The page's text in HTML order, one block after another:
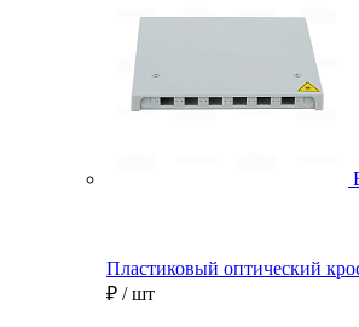
Пластиковый оптический
₽ / шт